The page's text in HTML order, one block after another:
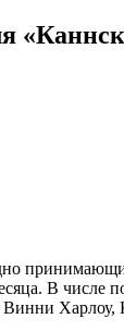
В числе
Харлоу,